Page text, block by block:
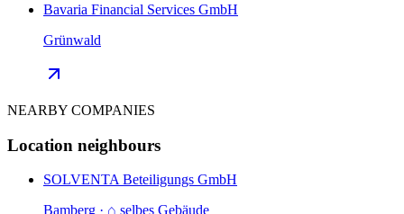
Bavaria Financial Services GmbH
Grünwald
NEARBY COMPANIES
Location neighbours
SOLVENTA Beteiligungs GmbH
Bamberg · ⌂ selbes Gebäude